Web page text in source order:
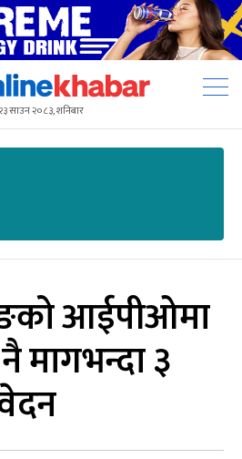
साउन २०८३, शनिबार
आईपीओमा
मागभन्दा ३